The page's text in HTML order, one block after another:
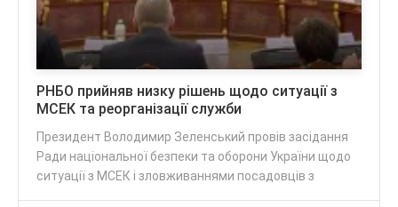
РНБО прийняв низку рішень щодо ситуації з
МСЕК та реорганізації служби
Президент Володимир Зеленський провів засідання
Ради національної безпеки та оборони України щодо
ситуації з МСЕК і зловживаннями посадовців з